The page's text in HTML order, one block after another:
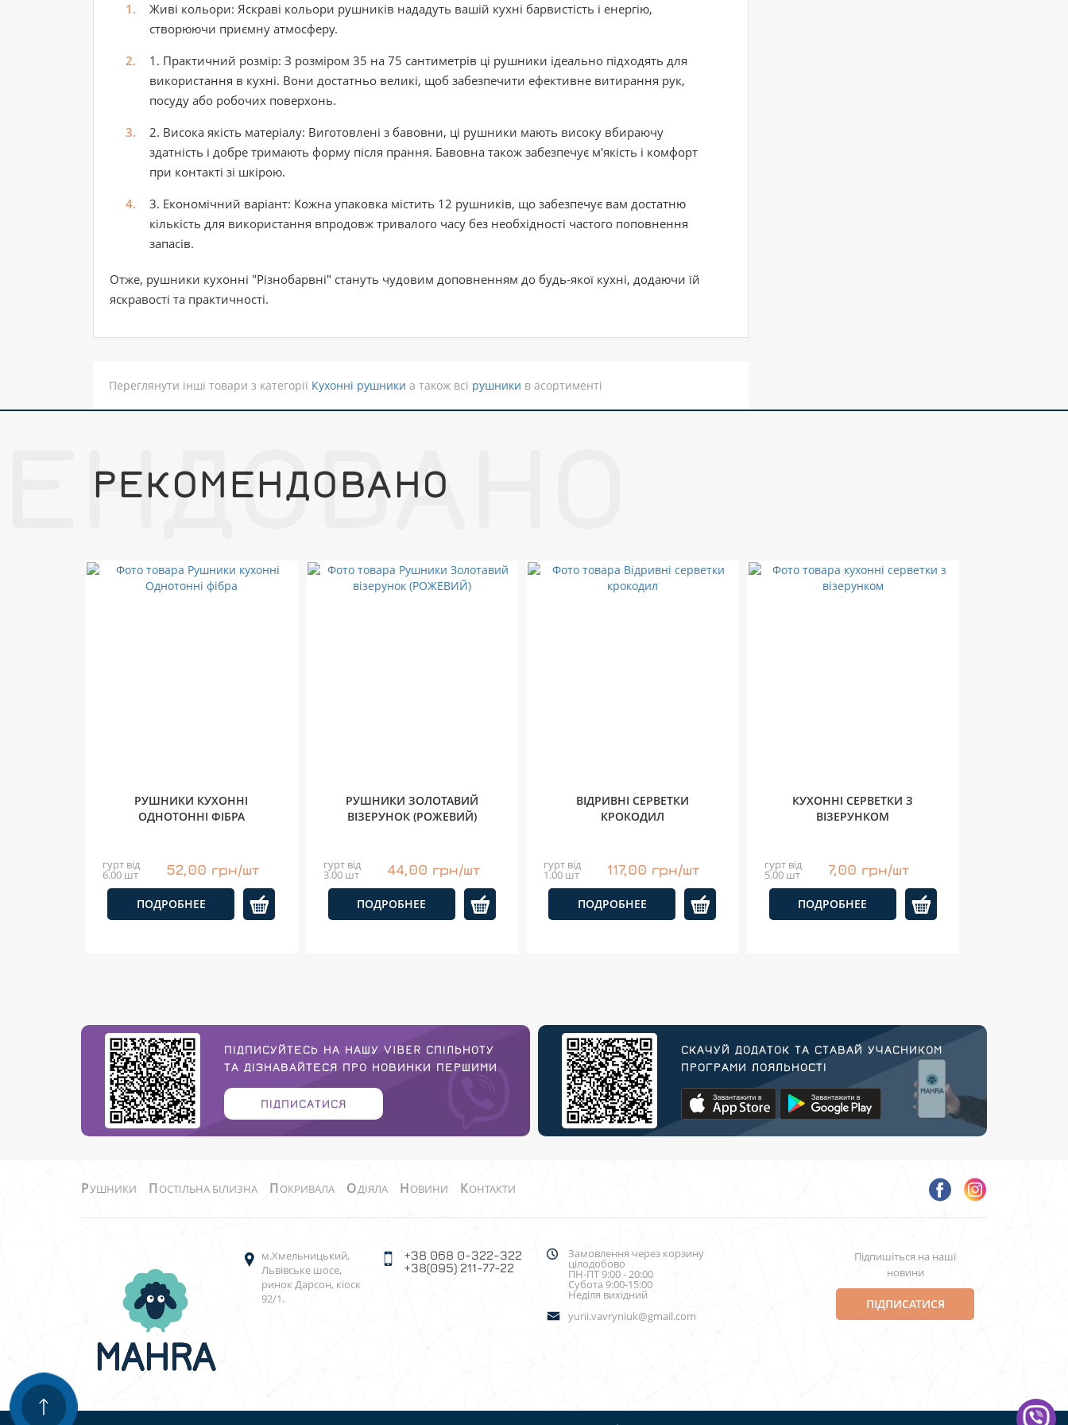
Живі кольори: Яскраві кольори рушників нададуть вашій кухні барвистість і енергію,
створюючи приємну атмосферу.
1. Практичний розмір: З розміром 35 на 75 сантиметрів ці рушники ідеально підходять для
використання в кухні. Вони достатньо великі, щоб забезпечити ефективне витирання рук,
посуду або робочих поверхонь.
2. Висока якість матеріалу: Виготовлені з бавовни, ці рушники мають високу вбираючу
здатність і добре тримають форму після прання. Бавовна також забезпечує м'якість і комфорт
при контакті зі шкірою.
3. Економічний варіант: Кожна упаковка містить 12 рушників, що забезпечує вам достатню
кількість для використання впродовж тривалого часу без необхідності частого поповнення
запасів.
Отже, рушники кухонні "Різнобарвні" стануть чудовим доповненням до будь-якої кухні, додаючи їй
яскравості та практичності.
Переглянути інші товари з категорії Кухонні рушники а також всі рушники в асортименті
РЕКОМЕНДОВАНО
РУШНИКИ КУХОННІ
ОДНОТОННІ ФІБРА
гурт від
6.00 шт 52,00 грн/шт
ПОДРОБНЕЕ
РУШНИКИ ЗОЛОТАВИЙ
ВІЗЕРУНОК (РОЖЕВИЙ)
гурт від
3.00 шт 44,00 грн/шт
ПОДРОБНЕЕ
ВІДРИВНІ СЕРВЕТКИ
КРОКОДИЛ
гурт від
1.00 шт 117,00 грн/шт
ПОДРОБНЕЕ
КУХОННІ СЕРВЕТКИ З
ВІЗЕРУНКОМ
гурт від
5.00 шт 7,00 грн/шт
ПОДРОБНЕЕ
ПІДПИСУЙТЕСЬ НА НАШУ VIBER СПІЛЬНОТУ
ТА ДІЗНАВАЙТЕСЯ ПРО НОВИНКИ ПЕРШИМИ
ПІДПИСАТИСЯ
СКАЧУЙ ДОДАТОК ТА СТАВАЙ УЧАСНИКОМ
ПРОГРАМИ ЛОЯЛЬНОСТІ
РУШНИКИ ПОСТІЛЬНА БІЛИЗНА ПОКРИВАЛА ОДІЯЛА НОВИНИ КОНТАКТИ
м.Хмельницький,
Львівське шосе,
ринок Дарсон, кіоск
92/1.
+38 068 0-322-322
+38(095) 211-77-22
Замовлення через корзину
цілодобово
ПН-ПТ 9:00 - 20:00
Субота 9:00-15:00
Неділя вихідний
yurii.vavryniuk@gmail.com
Підпишіться на наші
новини
ПІДПИСАТИСЯ